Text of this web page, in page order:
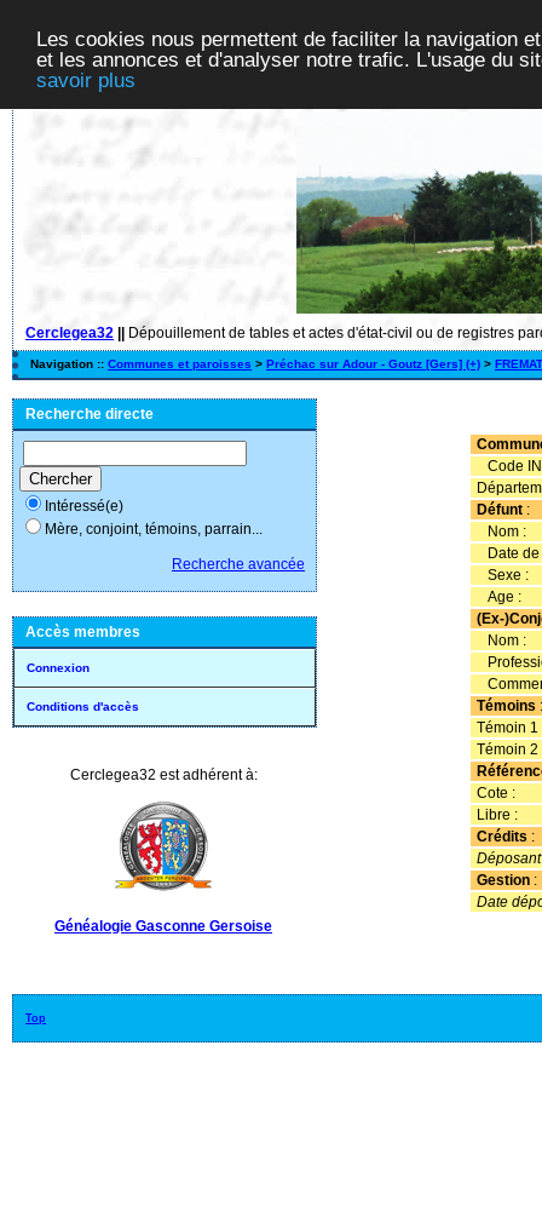
Les cookies nous permettent de faciliter la navigation
et les annonces et d'analyser notre trafic. L'usage du
savoir plus
Cerclegea32 Dépouillement de tables et actes d'état-civil ou de registres
Navigation :: Communes et paroisses > Préchac sur Adour - Goutz [Gers] (+) > FREMAT
Recherche directe
Intéressé(e)
Mère, conjoint, témoins, parrain...
Recherche avancée
Accès membres
Connexion
Conditions d'accès
Cerclegea32 est adhérent à:
Généalogie Gasconne Gersoise
Code
Défunt :
Nom :
Date
Sexe :
Age :
(Ex-
Nom :
Témoins
Témoin
Témoin
Cote :
Libre :
Crédits :
Déposant
Gestion :
Date
Top